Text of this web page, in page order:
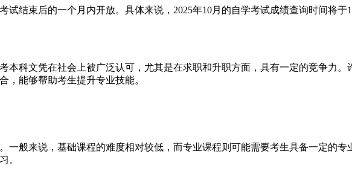
试结束后的一个月内开放。具体来说，2025年10月的自学考试成绩查询时间将
本科文凭在社会上被广泛认可，尤其是在求职和升职方面，具有一定的竞争力
，能够帮助考生提升专业技能。
一般来说，基础课程的难度相对较低，而专业课程则可能需要考生具备一定的
。